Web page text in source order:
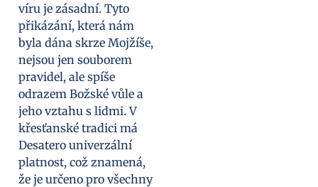
víru je zásadní. Tyto
přikázání, která nám
byla dána skrze Mojžíše,
nejsou jen souborem
pravidel, ale spíše
odrazem Božské vůle a
jeho vztahu s lidmi. V
křesťanské tradici má
Desatero univerzální
platnost, což znamená,
že je určeno pro všechny